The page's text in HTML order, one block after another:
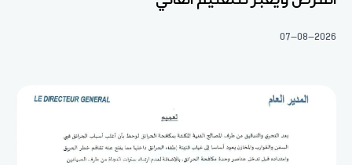
07-08-2026